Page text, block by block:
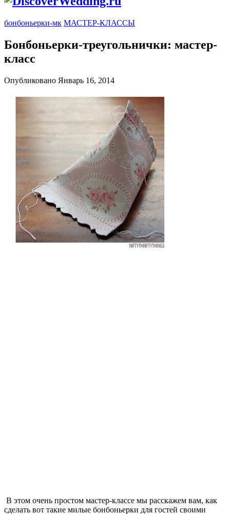
бонбоньерки-мк МАСТЕР-КЛАССЫ
Бонбоньерки-треугольнички: мастер-
класс
Опубликовано Январь 16, 2014
В этом очень простом мастер-классе мы расскажем вам, как
сделать вот такие милые бонбоньерки для гостей своими